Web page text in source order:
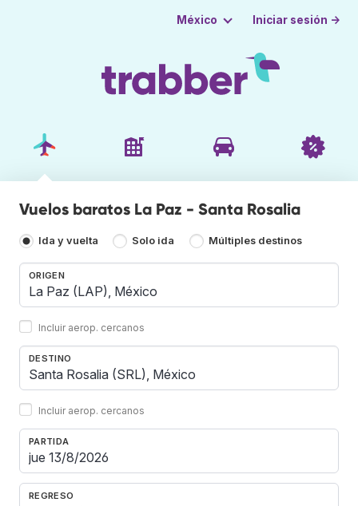
México Iniciar sesión →
Vuelos baratos La Paz - Santa Rosalia
Ida y vuelta Solo ida Múltiples destinos
ORIGEN
Incluir aerop. cercanos
DESTINO
Incluir aerop. cercanos
PARTIDA
REGRESO